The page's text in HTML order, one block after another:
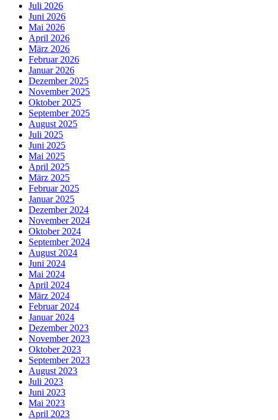
Juli 2026
Juni 2026
Mai 2026
April 2026
März 2026
Februar 2026
Januar 2026
Dezember 2025
November 2025
Oktober 2025
September 2025
August 2025
Juli 2025
Juni 2025
Mai 2025
April 2025
März 2025
Februar 2025
Januar 2025
Dezember 2024
November 2024
Oktober 2024
September 2024
August 2024
Juni 2024
Mai 2024
April 2024
März 2024
Februar 2024
Januar 2024
Dezember 2023
November 2023
Oktober 2023
September 2023
August 2023
Juli 2023
Juni 2023
Mai 2023
April 2023